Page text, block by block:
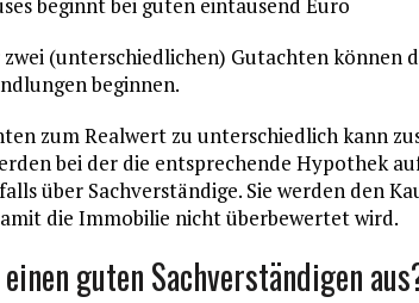
(unterschiedlichen) Gutachten können
beginnen.
zum Realwert zu unterschiedlich kann
bei der die entsprechende Hypothek
über Sachverständige. Sie werden den
die Immobilie nicht überbewertet wird.
guten Sachverständigen